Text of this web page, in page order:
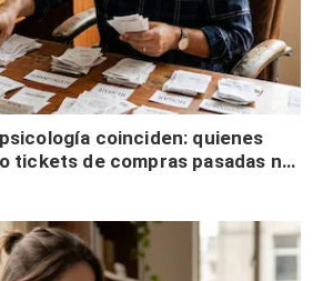
coinciden: quienes
tickets de compras pasadas no
sino que tienen necesidad de